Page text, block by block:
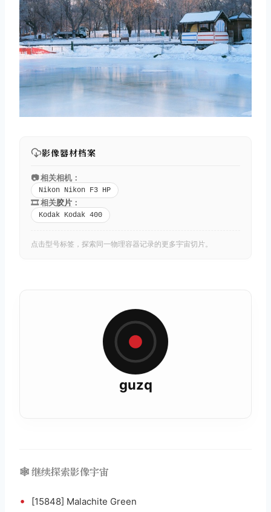
影像器材档案
📷 相关相机：
Nikon Nikon F3 HP
🎞️ 相关胶片 ：
Kodak Kodak 400
点击型号标签，探索同一物理容器记录的更多宇宙切片。
guzq
🕸️ 继续探索影像宇宙
• [15848] Malachite Green
取消 搜索